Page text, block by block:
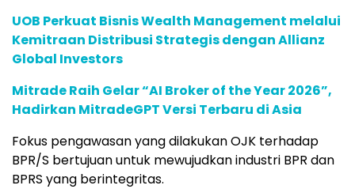
UOB Perkuat Bisnis Wealth Management melalui
Kemitraan Distribusi Strategis dengan Allianz
Global Investors
Mitrade Raih Gelar “AI Broker of the Year 2026”,
Hadirkan MitradeGPT Versi Terbaru di Asia
Fokus pengawasan yang dilakukan OJK terhadap
BPR/S bertujuan untuk mewujudkan industri BPR dan
BPRS yang berintegritas.